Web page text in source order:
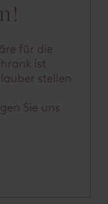
für die
ist
stellen
Sie uns